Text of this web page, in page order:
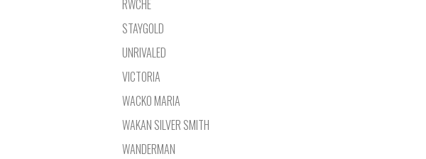
RWCHE
STAYGOLD
UNRIVALED
VICTORIA
WACKO MARIA
WAKAN SILVER SMITH
WANDERMAN